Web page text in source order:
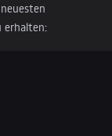
erhalten: